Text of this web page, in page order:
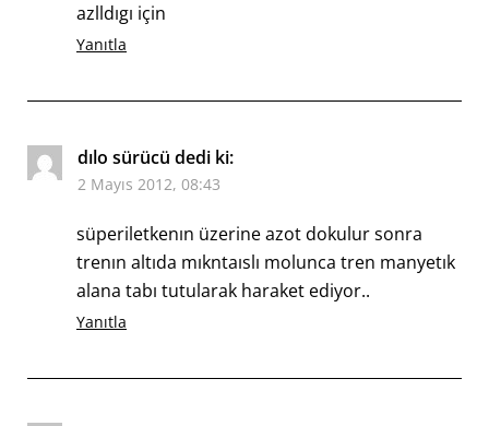
azlldıgı için
Yanıtla
dılo sürücü dedi ki:
2 Mayıs 2012, 08:43
süperiletkenın üzerine azot dokulur sonra
trenın altıda mıkntaıslı molunca tren manyetık
alana tabı tutularak haraket ediyor..
Yanıtla